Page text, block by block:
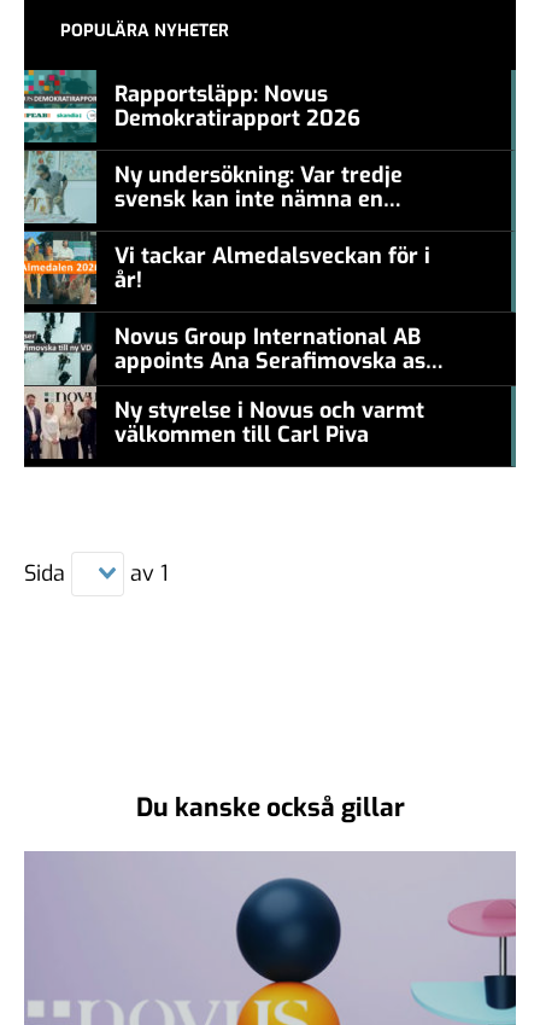
POPULÄRA NYHETER
Rapportsläpp: Novus
Demokratirapport 2026
Ny undersökning: Var tredje
svensk kan inte nämna en
Vi tackar Almedalsveckan för i
år!
Novus Group International AB
appoints Ana Serafimovska as
new CEO
Ny styrelse i Novus och varmt
välkommen till Carl Piva
Sida av 1
Du kanske också gillar